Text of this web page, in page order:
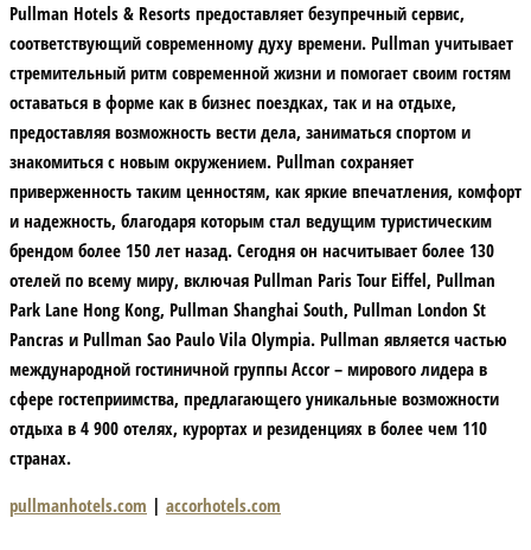
Pullman Hotels & Resorts предоставляет безупречный сервис,
соответствующий современному духу времени. Pullman учитывает
стремительный ритм современной жизни и помогает своим гостям
оставаться в форме как в бизнес поездках, так и на отдыхе,
предоставляя возможность вести дела, заниматься спортом и
знакомиться с новым окружением. Pullman сохраняет
приверженность таким ценностям, как яркие впечатления, комфорт
и надежность, благодаря которым стал ведущим туристическим
брендом более 150 лет назад. Сегодня он насчитывает более 130
отелей по всему миру, включая Pullman Paris Tour Eiffel, Pullman
Park Lane Hong Kong, Pullman Shanghai South, Pullman London St
Pancras и Pullman Sao Paulo Vila Olympia. Pullman является частью
международной гостиничной группы Accor – мирового лидера в
сфере гостеприимства, предлагающего уникальные возможности
отдыха в 4 900 отелях, курортах и резиденциях в более чем 110
странах.
pullmanhotels.com | accorhotels.com